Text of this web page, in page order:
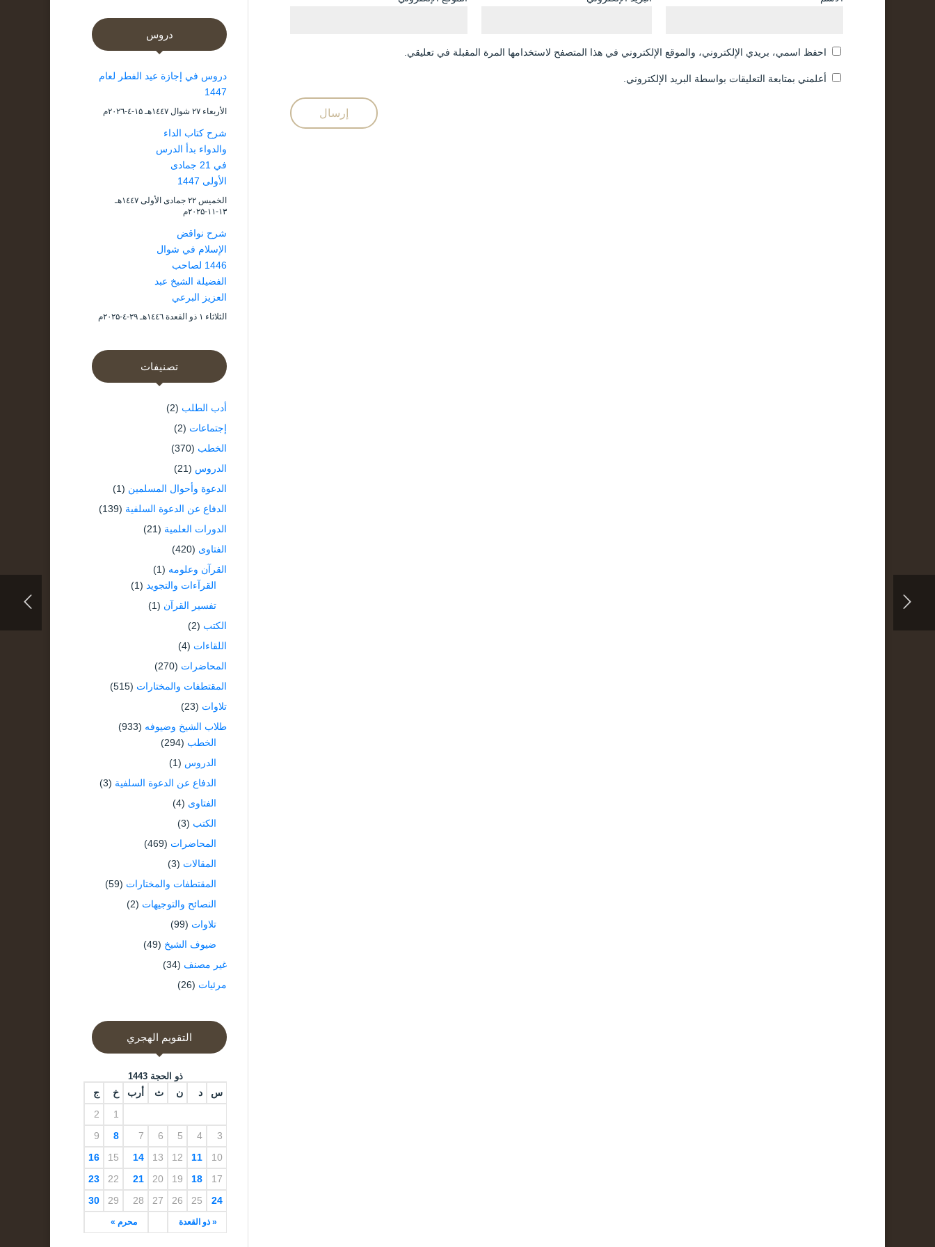
احفظ اسمي، بريدي الإلكتروني، والموقع الإلكتروني في هذا المتصفح لاستخدامها المرة المقبلة في تعليقي.
أعلمني بمتابعة التعليقات بواسطة البريد الإلكتروني.
دروس
دروس في إجازة عيد الفطر لعام
1447
الأربعاء ۲۷ شوال ۱٤٤۷هـ ۱۵-٤-۲۰۲٦م
شرح كتاب الداء
والدواء بدأ الدرس
في 21 جمادى
الأولى 1447
الخميس ۲۲ جمادى الأولى ۱٤٤۷هـ
۱۳-۱۱-۲۰۲۵م
شرح نواقض
الإسلام في شوال
1446 لصاحب
الفضيلة الشيخ عبد
العزيز البرعي
الثلاثاء ۱ ذو القعدة ۱٤٤٦هـ ۲۹-٤-۲۰۲۵م
تصنيفات
أدب الطلب (2)
إجتماعات (2)
الخطب (370)
الدروس (21)
الدعوة وأحوال المسلمين (1)
الدفاع عن الدعوة السلفية (139)
الدورات العلمية (21)
الفتاوى (420)
القرآن وعلومه (1)
القرآءات والتجويد (1)
تفسير القرآن (1)
الكتب (2)
اللقاءات (4)
المحاضرات (270)
المقتطفات والمختارات (515)
تلاوات (23)
طلاب الشيخ وضيوفه (933)
الخطب (294)
الدروس (1)
الدفاع عن الدعوة السلفية (3)
الفتاوى (4)
الكتب (3)
المحاضرات (469)
المقالات (3)
المقتطفات والمختارات (59)
النصائح والتوجيهات (2)
تلاوات (99)
ضيوف الشيخ (49)
غير مصنف (34)
مرئيات (26)
التقويم الهجري
ذو الحجة 1443
س د ن ث أرب خ ج
« ذو القعدة محرم »
1
2
3
4
5
6
7
8
9
10
11
12
13
14
15
16
17
18
19
20
21
22
23
24
25
26
27
28
29
30